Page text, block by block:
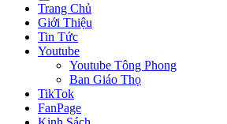
Trang Chủ
Giới Thiệu
Tin Tức
Youtube
Youtube Tông Phong
Ban Giáo Thọ
TikTok
FanPage